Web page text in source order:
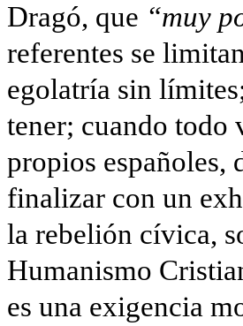
Dragó, que “muy
referentes se
egolatría sin
tener; cuando todo
propios españoles,
finalizar con un
la rebelión cívica,
Humanismo
es una exigen­cia